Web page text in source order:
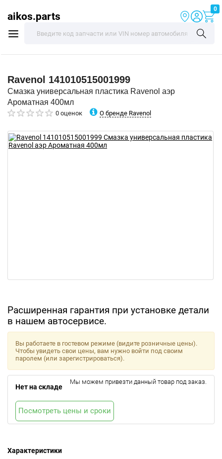
aikos.parts
0
Ravenol 141010515001999
Смазка универсальная пластика Ravenol аэр
Ароматная 400мл
0 оценок О бренде Ravenol
Расширенная гарантия при установке детали
в нашем автосервисе.
Характеристики
Вы работаете в гостевом режиме (видите розничные цены).
Чтобы увидеть свои цены, вам нужно войти под своим
паролем (или зарегистрироваться).
Нет на складе
Мы можем привезти данный товар под заказ.
Посмотреть цены и сроки